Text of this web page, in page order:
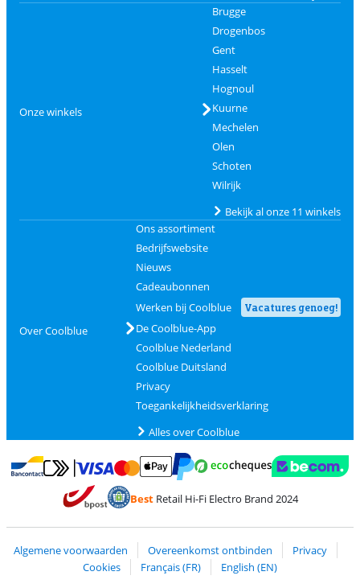
Onze winkels
Brugge
Drogenbos
Gent
Hasselt
Hognoul
Kuurne
Mechelen
Olen
Schoten
Wilrijk
Bekijk al onze 11 winkels
Over Coolblue
Ons assortiment
Bedrijfswebsite
Nieuws
Cadeaubonnen
Werken bij Coolblue
Vacatures genoeg!
De Coolblue-App
Coolblue Nederland
Coolblue Duitsland
Privacy
Toegankelijkheidsverklaring
Alles over Coolblue
Betalen met Bancontact
Betalen met MasterCard en Visa via ClickToPay
Betalen met PayPal
BestRetail Hi-Fi Electro Brand 2024
Algemene voorwaarden Overeenkomst ontbinden
Privacy
Cookies
Français (FR)
English (EN)